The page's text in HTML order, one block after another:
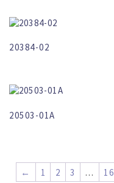
20384-02
20503-01A
← 1 2 3 … 16